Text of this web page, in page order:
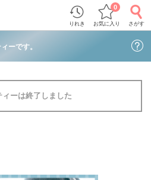
りれき お気に入り
0
さがす
ーです。
ィーは終了しました